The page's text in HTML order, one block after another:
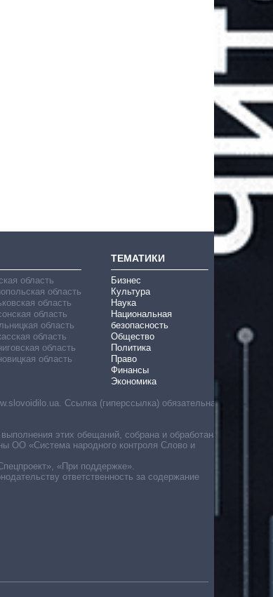
область
область
область
область
область
область
область
область
ТЕМАТИКИ
Бизнес
Культура
Наука
Национальная
безопасность
Общество
Политика
Право
Финансы
Экономика
Ссылка (гиперссылка) обязательна
этих обещаний, собрана и обработана
ОО «Система народного контроля Слово и
«При поддержке».
ответственность за содержание